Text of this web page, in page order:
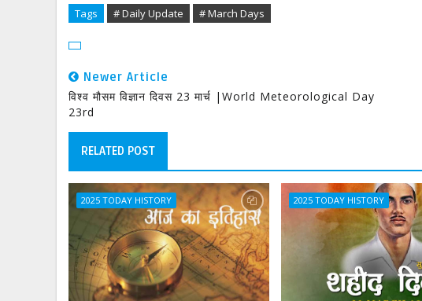
Tags # Daily Update # March Days
Newer Article
विश्व मौसम विज्ञान दिवस 23 मार्च |World Meteorological Day
23rd
RELATED POST
2025 TODAY HISTORY 2025 TODAY HISTORY